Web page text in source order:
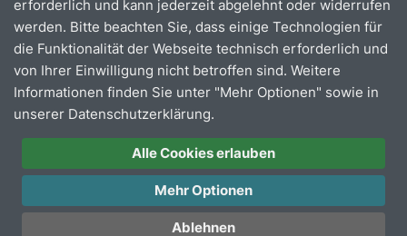
erforderlich und kann jederzeit abgelehnt oder widerrufen
werden. Bitte beachten Sie, dass einige Technologien für
die Funktionalität der Webseite technisch erforderlich und
von Ihrer Einwilligung nicht betroffen sind. Weitere
Informationen finden Sie unter "Mehr Optionen" sowie in
unserer Datenschutzerklärung.
Alle Cookies erlauben
Mehr Optionen
Ablehnen
Es besteht kein Anspruch auf die Mitnahme eines
Fahrrades. Der Fahrer entscheidet, je nach
individuellem Platzangebot des jeweiligen Fahrzeugs,
ob die Mitnahme Ihres Fahrrades möglich ist. Dabei
haben Kinder im Kinderwagen und Rollstuhlfahrer
immer Vorrang vor Fahrrädern.
Informationen zum Fahrradticket erhalten Sie